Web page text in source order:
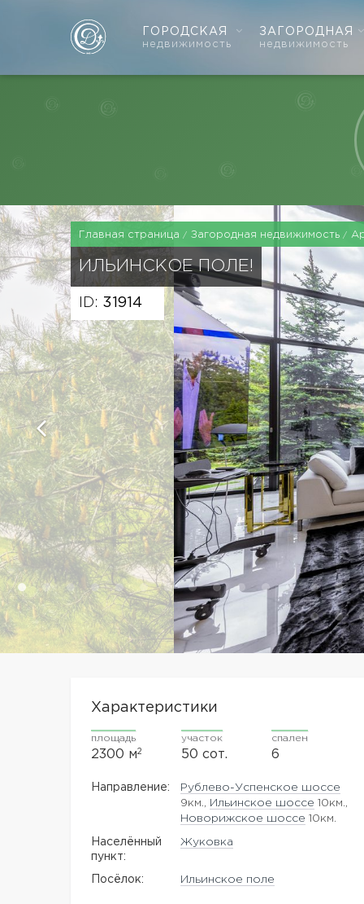
ГОРОДСКАЯ
недвижимость
ЗАГОРОДНАЯ
недвижимость
Главная страница Загородная недвижимость
ИЛЬИНСКОЕ ПОЛЕ!
ID: 31914
Характеристики
площадь
2300 м2
участок
50 сот.
спален
6
Направление:
Рублево-Успенское шоссе
9км.,
Ильинское шоссе 10км.,
Новорижское шоссе 10км.
Населённый
пункт:
Жуковка
Посёлок: Ильинское поле